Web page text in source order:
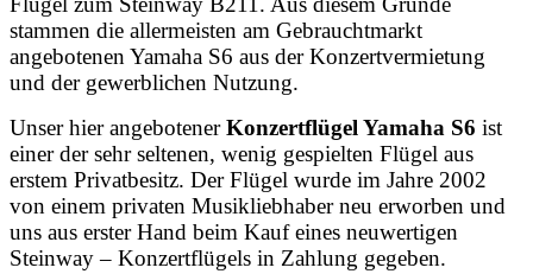
stammen die allermeisten am Gebrauchtmarkt
angebotenen Yamaha S6 aus der Konzertvermietung
und der gewerblichen Nutzung.
Unser hier angebotenerKonzertflügel Yamaha S6 ist
einer der sehr seltenen, wenig gespielten Flügel aus
erstem Privatbesitz. Der Flügel wurde im Jahre 2002
von einem privaten Musikliebhaber neu erworben und
uns aus erster Hand beim Kauf eines neuwertigen
Steinway – Konzertflügels in Zahlung gegeben.